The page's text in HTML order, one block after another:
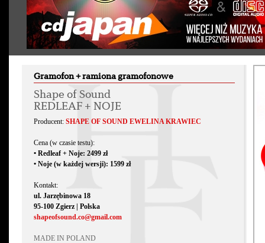
Gramofon + ramiona gramofonowe
Shape of Sound
REDLEAF + NOJE
Producent: SHAPE OF SOUND EWELINA KRAWIEC
Cena (w czasie testu):
• Redleaf + Noje: 2499 zł
• Noje (w każdej wersji): 1599 zł
Kontakt:
ul. Jarzębinowa 18
95-100 Zgierz | Polska
shapeofsound.co@gmail.com
MADE IN POLAND